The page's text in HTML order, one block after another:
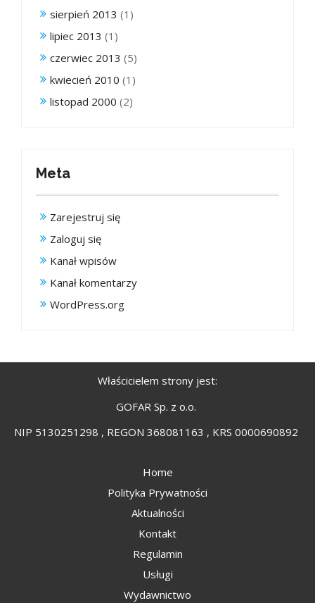
sierpień 2013 (1)
lipiec 2013 (1)
czerwiec 2013 (5)
kwiecień 2010 (1)
listopad 2000 (2)
Meta
Zarejestruj się
Zaloguj się
Kanał wpisów
Kanał komentarzy
WordPress.org
Właścicielem strony jest:
GOFAR Sp. z o.o.
NIP 5130251298 , REGON 368081163 , KRS 0000690892
Home
Polityka Prywatności
Aktualności
Kontakt
Regulamin
Usługi
Wydawnictwo